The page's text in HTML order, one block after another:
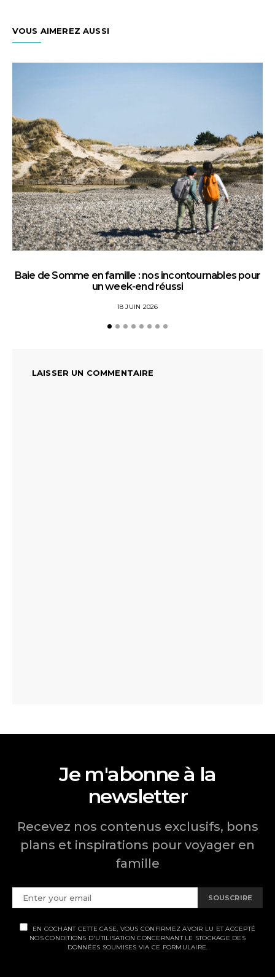
VOUS AIMEREZ AUSSI
Baie de Somme en famille : nos incontournables pour
un week-end réussi
18 JUIN 2026
LAISSER UN COMMENTAIRE
Je m'abonne à la
newsletter
Recevez nos contenus exclusifs, bons
plans et inspirations pour voyager en
famille
SOUSCRIRE
EN COCHANT CETTE CASE, VOUS CONFIRMEZ AVOIR LU ET ACCEPTÉ
NOS CONDITIONS D'UTILISATION CONCERNANT LE STOCKAGE DES
DONNÉES SOUMISES VIA CE FORMULAIRE.